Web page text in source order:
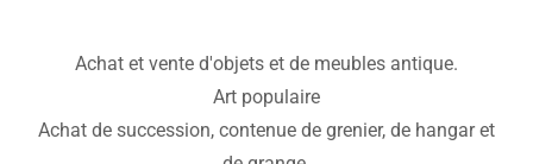
Achat et vente d'objets et de meubles antique.
Art populaire
Achat de succession, contenue de grenier, de hangar et